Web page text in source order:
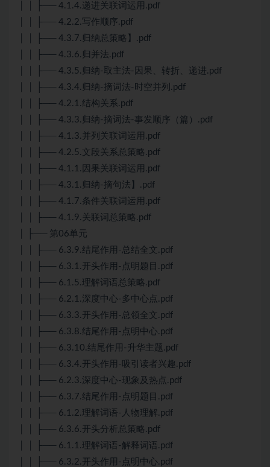
│ │ ├── 4.1.4.递进关联词运用.pdf
│ │ ├── 4.2.2.写作顺序.pdf
│ │ ├── 4.3.7.归纳总策略】.pdf
│ │ ├── 4.3.6.归并法.pdf
│ │ ├── 4.3.5.归纳-取主法-因果、转折、递进.pdf
│ │ ├── 4.3.4.归纳-摘词法-时空并列.pdf
│ │ ├── 4.2.1.结构关系.pdf
│ │ ├── 4.3.3.归纳-摘词法-事发顺序（篇）.pdf
│ │ ├── 4.1.3.并列关联词运用.pdf
│ │ ├── 4.2.5.文段关系总策略.pdf
│ │ ├── 4.1.1.因果关联词运用.pdf
│ │ ├── 4.3.1.归纳-摘句法】.pdf
│ │ ├── 4.1.7.条件关联词运用.pdf
│ │ ├── 4.1.9.关联词总策略.pdf
│ ├── 第06单元
│ │ ├── 6.3.9.结尾作用-总结全文.pdf
│ │ ├── 6.3.1.开头作用-点明题目.pdf
│ │ ├── 6.1.5.理解词语总策略.pdf
│ │ ├── 6.2.1.深度中心-多中心点.pdf
│ │ ├── 6.3.3.开头作用-总领全文.pdf
│ │ ├── 6.3.8.结尾作用-点明中心.pdf
│ │ ├── 6.3.10.结尾作用-升华主题.pdf
│ │ ├── 6.3.4.开头作用-吸引读者兴趣.pdf
│ │ ├── 6.2.3.深度中心-现象及热点.pdf
│ │ ├── 6.3.7.结尾作用-点明题目.pdf
│ │ ├── 6.1.2.理解词语-人物理解.pdf
│ │ ├── 6.3.6.开头分析总策略.pdf
│ │ ├── 6.1.1.理解词语-解释词语.pdf
│ │ ├── 6.3.2.开头作用-点明中心.pdf